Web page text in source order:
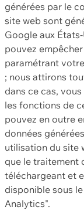
générées par le
site web sont
Google aux
pouvez
paramétrant
; nous attirons
dans ce cas,
les fonctions de
pouvez en outre
données
utilisation du site
que le traitement
téléchargeant et
disponible sous
Analytics".